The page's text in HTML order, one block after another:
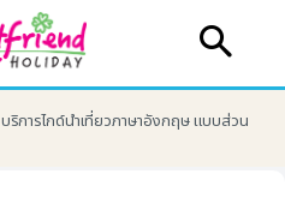
บริการไกด์นำเที่ยวภาษาอังกฤษ แบบส่วน